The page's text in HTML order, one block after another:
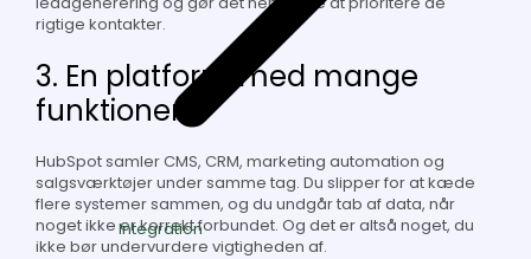
Integration
rigtige kontakter.
3. En platform med mange
funktioner
HubSpot samler CMS, CRM, marketing automation og
salgsværktøjer under samme tag. Du slipper for at kæde
flere systemer sammen, og du undgår tab af data, når
noget ikke er korrekt forbundet. Og det er altså noget, du
ikke bør undervurdere vigtigheden af.